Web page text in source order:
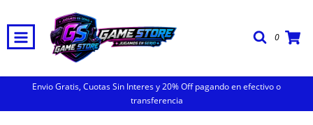
0
Envio Gratis, Cuotas Sin Interes y 20% Off pagando en efectivo o
transferencia